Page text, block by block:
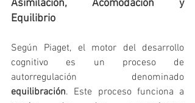
Asimilación, Acomodación y
Equilibrio
Según Piaget, el motor del desarrollo
cognitivo es un proceso de
equilibración. Este proceso funciona a